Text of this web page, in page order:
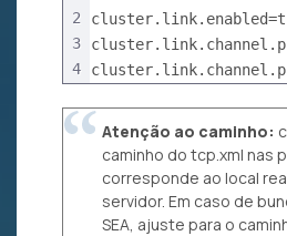
2
3
4
Atenção ao caminho:
caminho do tcp.xml nas
corresponde ao local
servidor. Em caso de
SEA, ajuste para o